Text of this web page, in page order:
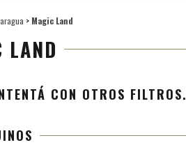
> Magic Land
LAND
CON OTROS FILTROS.